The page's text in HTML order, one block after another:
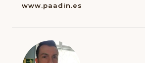
www.paadin.es